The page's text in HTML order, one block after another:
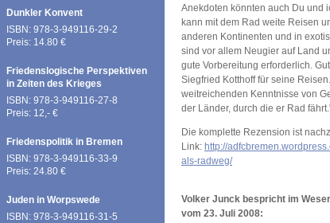
Dunkler Konvent
ISBN: 978-3-949116-29-2
Preis: 14.80 €
Friedenslogische Perspektiven
in Zeiten des Krieges
ISBN: 978-3-949116-27-8
Preis: 12,- €
Friedenspolitik in Bremen
ISBN: 978-3-949116-33-9
Preis: 24.80 €
Juden in Worpswede
ISBN: 978-3-949116-31-5
Anekdoten könnten auch Du und
kann mit dem Rad weite Reisen
anderen Kontinenten und in
sind vor allem Neugier auf Land
gute Vorbereitung erforderlich.
Siegfried Kotthoff für seine
weitreichenden Kenntnisse von
der Länder, durch die er Rad
Die komplette Rezension ist
Link: http://
als-radweg/
Volker Junck bespricht im
vom 23. Juli 2008: